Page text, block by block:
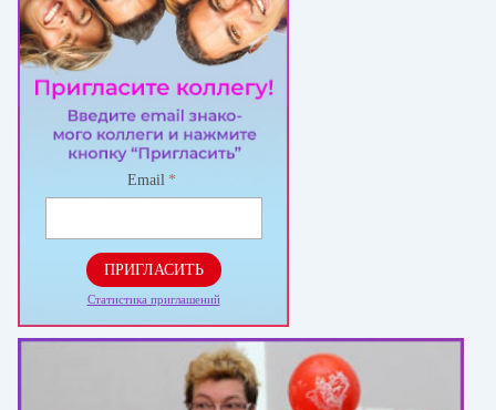
Email *
ПРИГЛАСИТЬ
Статистика приглашений